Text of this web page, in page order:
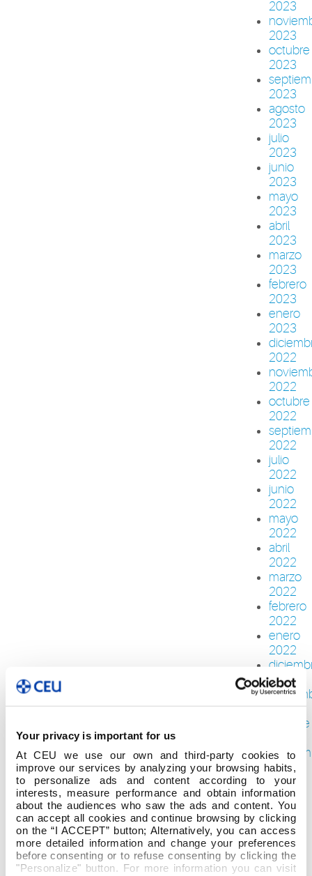
Your privacy is important for us
At CEU we use our own and third-party cookies to
improve our services by analyzing your browsing habits,
to personalize ads and content according to your
interests, measure performance and obtain information
about the audiences who saw the ads and content. You
can accept all cookies and continue browsing by clicking
on the “I ACCEPT” button; Alternatively, you can access
more detailed information and change your preferences
before consenting or to refuse consenting by clicking the
"Personalize" button. For more information you can visit
2023
2023
octubre
2023
2023
agosto
2023
julio
2023
junio
2023
mayo
2023
abril
2023
marzo
2023
febrero
2023
enero
2023
2022
2022
octubre
2022
2022
julio
2022
junio
2022
mayo
2022
abril
2022
marzo
2022
febrero
2022
enero
2022
2021
2021
octubre
2021
julio
2021
junio
2021
mayo
2021
abril